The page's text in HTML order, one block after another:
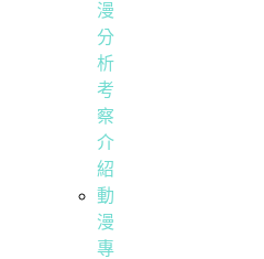
漫
分
析
考
察
介
紹
動
漫
專